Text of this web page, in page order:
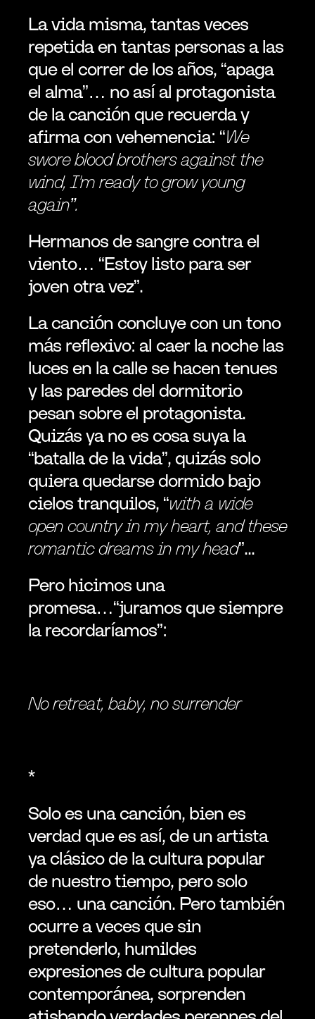
La vida misma, tantas veces
repetida en tantas personas a las
que el correr de los años, “apaga
el alma”… no así al protagonista
de la canción que recuerda y
afirma con vehemencia: “We
swore blood brothers against the
wind, I'm ready to grow young
again”.
Hermanos de sangre contra el
viento… “Estoy listo para ser
joven otra vez”.
La canción concluye con un tono
más reflexivo: al caer la noche las
luces en la calle se hacen tenues
y las paredes del dormitorio
pesan sobre el protagonista.
Quizás ya no es cosa suya la
“batalla de la vida”, quizás solo
quiera quedarse dormido bajo
cielos tranquilos, “with a wide
open country in my heart, and these
romantic dreams in my head”...
Pero hicimos una
promesa…“juramos que siempre
la recordaríamos”:
No retreat, baby, no surrender
*
Solo es una canción, bien es
verdad que es así, de un artista
ya clásico de la cultura popular
de nuestro tiempo, pero solo
eso… una canción. Pero también
ocurre a veces que sin
pretenderlo, humildes
expresiones de cultura popular
contemporánea, sorprenden